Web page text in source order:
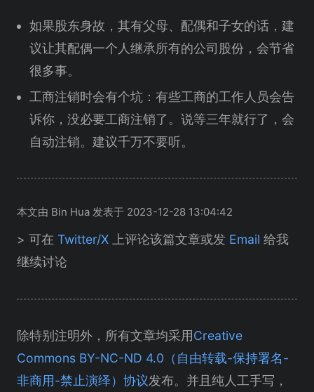
如果股东身故，其有父母、配偶和子女的话，建
议让其配偶一个人继承所有的公司股份，会节省
很多事。
工商注销时会有个坑：有些工商的工作人员会告
诉你，没必要工商注销了。说等三年就行了，会
自动注销。建议千万不要听。
本文由 Bin Hua 发表于 2023-12-28 13:04:42
> 可在 Twitter/X 上评论该篇文章或发 Email 给我
继续讨论
除特别注明外，所有文章均采用Creative
Commons BY-NC-ND 4.0（自由转载-保持署名-
非商用-禁止演绎）协议发布。并且纯人工手写，